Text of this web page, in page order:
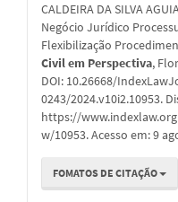
artigo
CALDEIRA DA SILVA
Negócio Jurídico
Flexibilização
Civil em Perspectiva,
DOI: 10.26668/
0243/2024.v10i2.10953.
https://
w/10953. Acesso em: 9
FOMATOS DE CITAÇÃO